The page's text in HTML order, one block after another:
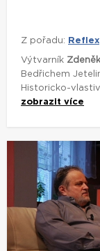
Z pořadu:
Výtvarník
Bedřichem
Historicko-
zobrazit více